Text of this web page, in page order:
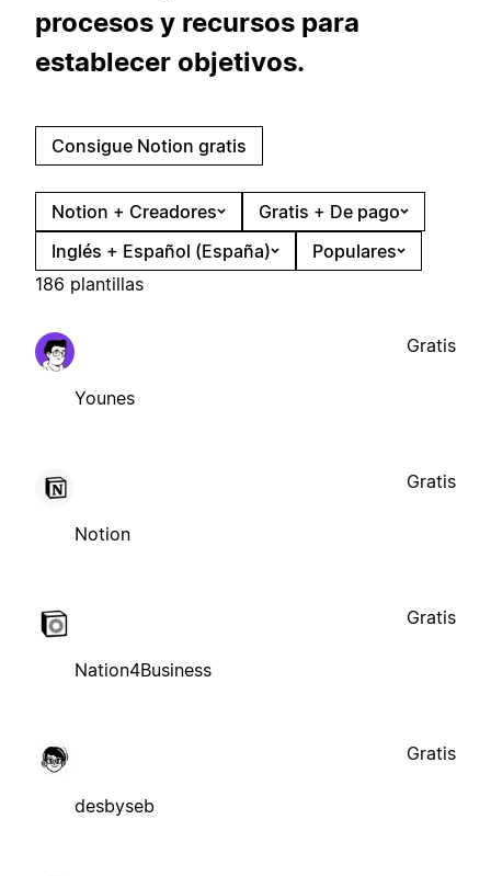
procesos y recursos para
establecer objetivos.
Consigue Notion gratis
Notion + Creadores
Gratis + De pago
Inglés + Español (España)
Populares
186 plantillas
Younes
Gratis
Notion
Gratis
Nation4Business
Gratis
desbyseb
Gratis